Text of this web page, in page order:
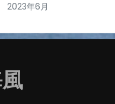
2023年6月